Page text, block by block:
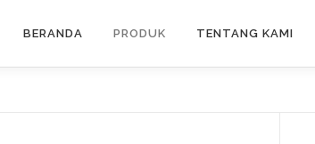
BERANDA PRODUK TENTANG KAMI